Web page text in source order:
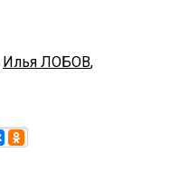
Илья ЛОБОВ,